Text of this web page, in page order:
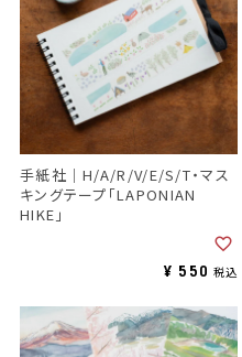
手紙社｜H/A/R/V/E/S/T・マス
キングテープ「LAPONIAN
HIKE」
¥ 550 税込